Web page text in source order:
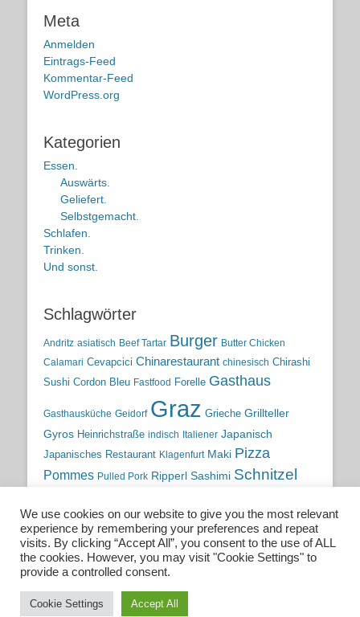
Meta
Anmelden
Eintrags-Feed
Kommentar-Feed
WordPress.org
Kategorien
Essen.
Auswärts.
Geliefert.
Selbstgemacht.
Schlafen.
Trinken.
Und sonst.
Schlagwörter
Andritz asiatisch Beef Tartar Burger Butter Chicken
Calamari Cevapcici Chinarestaurant chinesisch Chirashi
Sushi Cordon Bleu Fastfood Forelle Gasthaus
Gasthausküche Geidorf Graz Grieche Grillteller
Gyros Heinrichstraße indisch Italiener Japanisch
Japanisches Restaurant Klagenfurt Maki Pizza
Pommes Pulled Pork Ripperl Sashimi Schnitzel
traditionelle Küche Traditionsgasthaus Vulkanland
Wien Wild österreichische Küche
österreichische Wirtshausküche
Copyright © 2026 Essen. Trinken. Schlafen.
We use cookies on our website to give you the most relevant
experience by remembering your preferences and repeat
visits. By clicking “Accept All”, you consent to the use of ALL
the cookies. However, you may visit "Cookie Settings" to
provide a controlled consent.
Cookie Settings Accept All